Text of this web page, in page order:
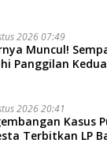
2026 07:49
Muncul!
Panggilan
2026 20:41
Kasus
Terbitkan LP